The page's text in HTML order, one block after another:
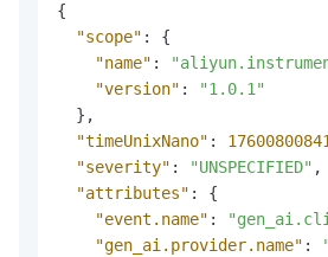
{
"scope" :
{
"name" :
"version" :
"1.0.1"
} ,
"timeUnixNano" :
"severity" : "UNSPECIFIED" ,
"attributes" :
{
"event.name" :
"gen_ai.provider.name" :